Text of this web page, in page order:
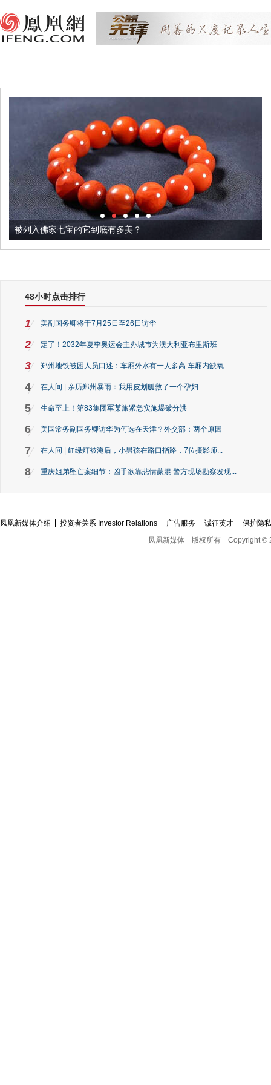
被列入佛家七宝的它到底有多美？
48小时点击排行
1 美副国务卿将于7月25日至26日访华
2 定了！2032年夏季奥运会主办城市为澳大利亚布里斯班
3 郑州地铁被困人员口述：车厢外水有一人多高 车厢内缺氧
4 在人间 | 亲历郑州暴雨：我用皮划艇救了一个孕妇
5 生命至上！第83集团军某旅紧急实施爆破分洪
6 美国常务副国务卿访华为何选在天津？外交部：两个原因
7 在人间 | 红绿灯被淹后，小男孩在路口指路，7位摄影师...
8 重庆姐弟坠亡案细节：凶手欲靠悲情蒙混 警方现场勘察发现...
凤凰新媒体介绍 投资者关系 Investor Relations 广告服务 诚征英才
保护隐
凤凰新媒体
版权所有 Copyright ©